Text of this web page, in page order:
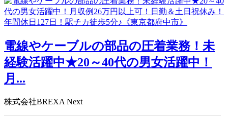
電線やケーブルの部品の圧着業務！未
経験活躍中★20～40代の男女活躍中！
月...
株式会社BREXA Next